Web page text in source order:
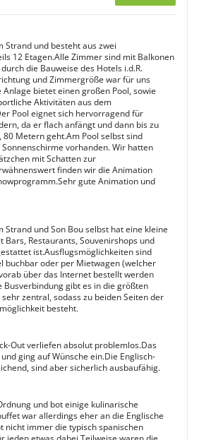
Strand und besteht aus zwei
12 Etagen.Alle Zimmer sind mit Balkonen
die Bauweise des Hotels i.d.R.
und Zimmergröße war für uns
bietet einen großen Pool, sowie
Aktivitäten aus dem
Pool eignet sich hervorragend für
da er flach anfängt und dann bis zu
Metern geht.Am Pool selbst sind
vorhanden. Wir hatten
mit Schatten zur
finden wir die Animation
gute Animation und
Strand und Son Bou selbst hat eine kleine
Bars, Restaurants, Souvenirshops und
ist.Ausflugsmöglichkeiten sind
buchbar oder per Mietwagen (welcher
über das Internet bestellt werden
Busverbindung gibt es in die größten
zentral, sodass zu beiden Seiten der
besteht.
Out verliefen absolut problemlos.Das
ging auf Wünsche ein.Die Englisch-
sind aber sicherlich ausbaufähig.
und bot einige kulinarische
war allerdings eher an die Englische
nicht immer die typisch spanischen